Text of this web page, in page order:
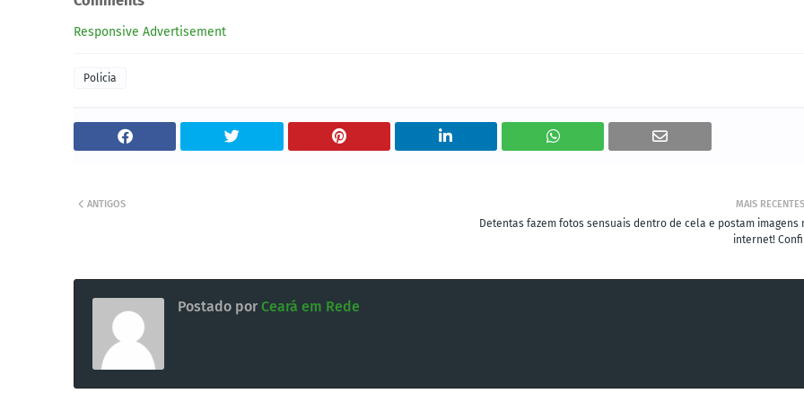
Responsive Advertisement
Policia
MAIS RECENTES
Detentas fazem fotos sensuais dentro de cela e postam imagens
internet!
ANTIGOS
Postado por Ceará em Rede